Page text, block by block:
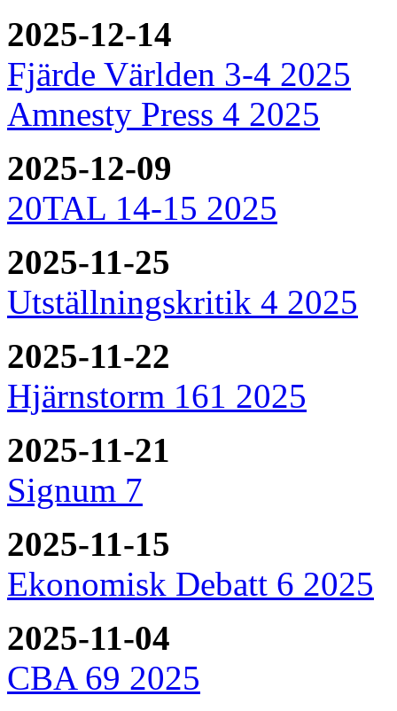
2025-12-14
Fjärde Världen 3-4 2025
Amnesty Press 4 2025
2025-12-09
20TAL 14-15 2025
2025-11-25
Utställningskritik 4 2025
2025-11-22
Hjärnstorm 161 2025
2025-11-21
Signum 7
2025-11-15
Ekonomisk Debatt 6 2025
2025-11-04
CBA 69 2025